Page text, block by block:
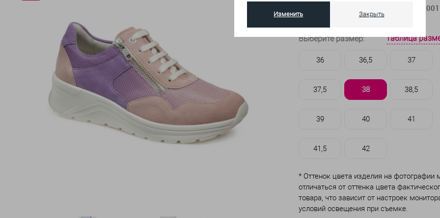
Изменить Закрыть
59500-K-
Выберите размер: таблица
36 36,5 37
37,5 38 38,5
39 40 41
41,5 42
* Оттенок цвета изделия на фотографии
отличаться от оттенка цвета
товара, что зависит от настроек
условий освещения при съемке.